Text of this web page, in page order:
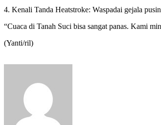
4. Kenali Tanda Heatstroke: Waspadai gejala
“Cuaca di Tanah Suci bisa sangat panas. Kami
(Yanti/ril)